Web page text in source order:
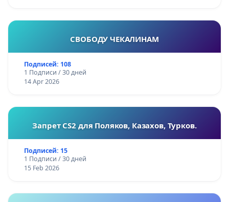
СВОБОДУ ЧЕКАЛИНАМ
Подписей: 108
1 Подписи / 30 дней
14 Apr 2026
Запрет CS2 для Поляков, Казахов, Турков.
Подписей: 15
1 Подписи / 30 дней
15 Feb 2026